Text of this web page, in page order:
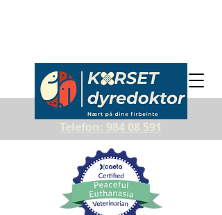
Telefon: 984 08 591